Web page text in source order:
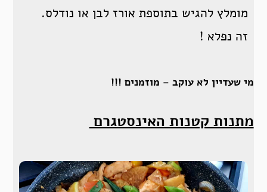
מומלץ להגיש בתוספת אורז לבן או נודלס.
זה נפלא !
מי שעדיין לא עוקב – מוזמנים !!!
מתנות קטנות האינסטגרם